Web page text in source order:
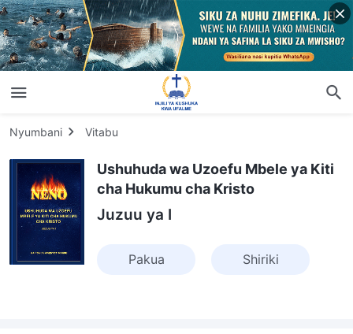
Nyumbani Vitabu
Ushuhuda wa Uzoefu Mbele ya Kiti
cha Hukumu cha Kristo
Juzuu ya I
Pakua Shiriki